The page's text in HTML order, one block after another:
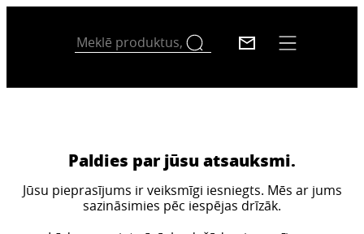
Paldies par jūsu atsauksmi.
Jūsu pieprasījums ir veiksmīgi iesniegts. Mēs ar jums
sazināsimies pēc iespējas drīzāk.